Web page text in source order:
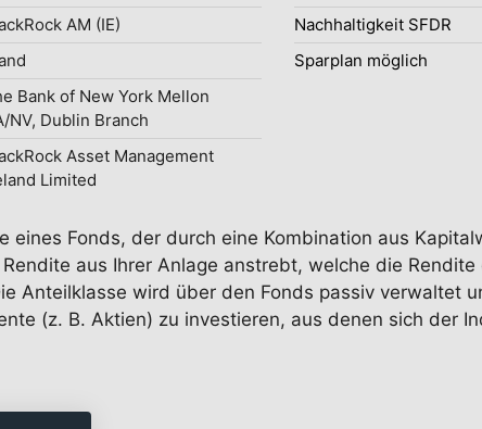
AM (IE)
Bank of New York Mellon
NV, Dublin Branch
Asset Management
Limited
Nachhaltigkeit SFDR
Sparplan möglich
eines Fonds, der durch eine Kombination aus
aus Ihrer Anlage anstrebt, welche die
Anteilklasse wird über den Fonds passiv verwaltet
(z. B. Aktien) zu investieren, aus denen sich der